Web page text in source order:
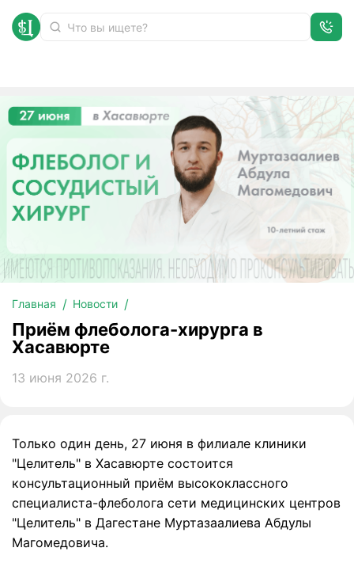
Главная Новости
Приём флеболога-хирурга в Хасавюрте
Приём флеболога-хирурга в
Хасавюрте
13 июня 2026 г.
Только один день, 27 июня в филиале клиники
"Целитель" в Хасавюрте состоится
консультационный приём высококлассного
специалиста-флеболога сети медицинских центров
"Целитель" в Дагестане Муртазаалиева Абдулы
Магомедовича.